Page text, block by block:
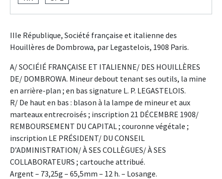
IIIe République, Société française et italienne des
Houillères de Dombrowa, par Legastelois, 1908 Paris.
A/ SOCIÉIÉ FRANÇAISE ET ITALIENNE/ DES HOUILLÈRES
DE/ DOMBROWA. Mineur debout tenant ses outils, la mine
en arrière-plan ; en bas signature L. P. LEGASTELOIS.
R/ De haut en bas : blason à la lampe de mineur et aux
marteaux entrecroisés ; inscription 21 DÉCEMBRE 1908/
REMBOURSEMENT DU CAPITAL ; couronne végétale ;
inscription LE PRÉSIDENT/ DU CONSEIL
D’ADMINISTRATION/ À SES COLLÈGUES/ À SES
COLLABORATEURS ; cartouche attribué.
Argent – 73,25g – 65,5mm – 12 h. – Losange.